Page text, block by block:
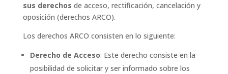
sus derechos de acceso, rectificación, cancelación y
oposición (derechos ARCO).
Los derechos ARCO consisten en lo siguiente:
Derecho de Acceso: Este derecho consiste en la
posibilidad de solicitar y ser informado sobre los